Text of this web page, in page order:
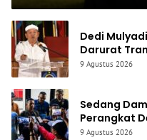
Dedi
Darurat
Jabar
9 Agustus 2026
Sedang
Perangkat
Diintimidasi
9 Agustus 2026